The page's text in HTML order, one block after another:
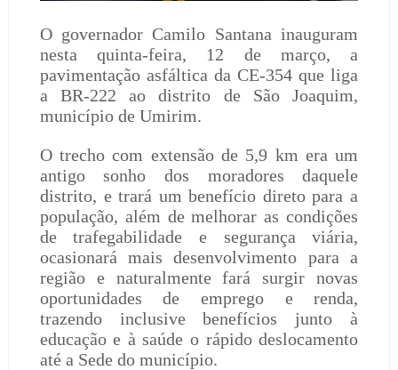
O governador Camilo Santana inauguram
nesta quinta-feira, 12 de março, a
pavimentação asfáltica da CE-354 que liga
a BR-222 ao distrito de São Joaquim,
município de Umirim.
O trecho com extensão de 5,9 km era um
antigo sonho dos moradores daquele
distrito, e trará um benefício direto para a
população, além de melhorar as condições
de trafegabilidade e segurança viária,
ocasionará mais desenvolvimento para a
região e naturalmente fará surgir novas
oportunidades de emprego e renda,
trazendo inclusive benefícios junto à
educação e à saúde o rápido deslocamento
até a Sede do município.